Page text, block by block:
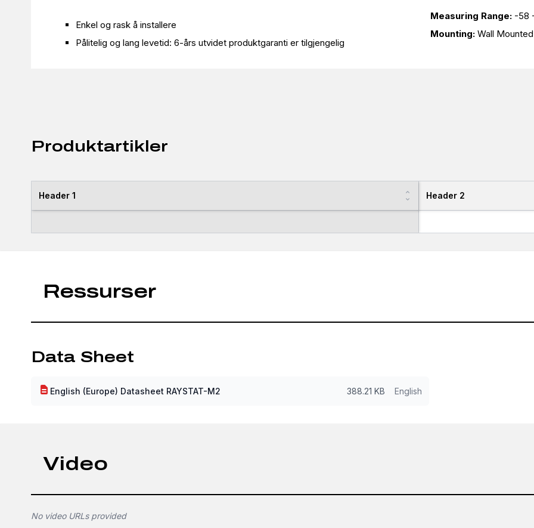
Enkel og rask å installere
Pålitelig og lang levetid: 6-års utvidet produktgaranti er tilgjengelig
Measuring Range: -58
Mounting: Wall Mounted
Produktartikler
Header 1 Header 2
Ressurser
Data Sheet
English (Europe) Datasheet RAYSTAT-M2 388.21 KB English
Video
No video URLs provided